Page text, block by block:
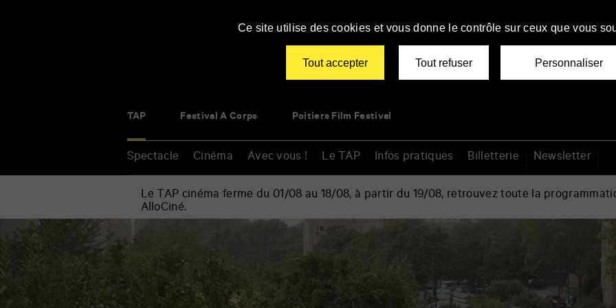
TAP Festival À Corps Poitiers Film Festival
Spectacle Cinéma Avec vous ! Le TAP Infos pratiques Billetterie Newsletter
Le TAP cinéma ferme du 01/08 au 18/08, à partir du 19/08, retrouvez toute la
AlloCiné.
mots
Accueil
Cinéma
»
La
Terre
des
Vertus
Ce site utilise des cookies et vous donne le contrôle sur ceux que vous
Tout accepter Tout refuser Personnaliser